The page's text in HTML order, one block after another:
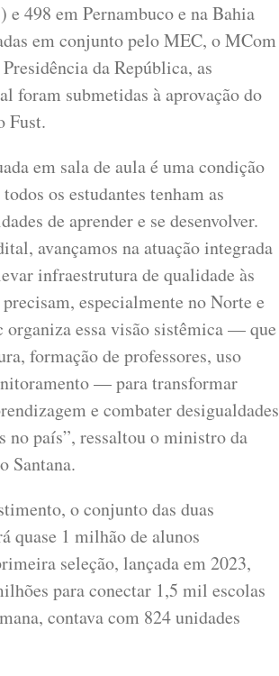
e 498 em Pernambuco e na Bahia
em conjunto pelo MEC, o MCom
da República, as
foram submetidas à aprovação do
Fust.
em sala de aula é uma condição
os estudantes tenham as
de aprender e se desenvolver.
avançamos na atuação integrada
infraestrutura de qualidade às
especialmente no Norte e
organiza essa visão sistêmica — que
formação de professores, uso
— para transformar
e combater desigualdades
no país”, ressaltou o ministro da
Santana.
o conjunto das duas
quase 1 milhão de alunos
seleção, lançada em 2023,
para conectar 1,5 mil escolas
contava com 824 unidades